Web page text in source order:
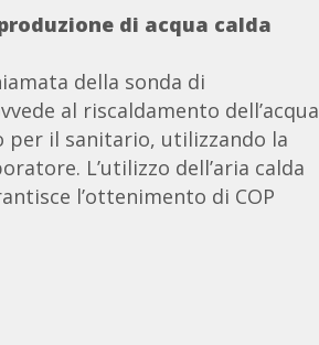
di acqua calda
della sonda di
al riscaldamento dell’acqua
per il sanitario, utilizzando la
L’utilizzo dell’aria calda
l’ottenimento di COP